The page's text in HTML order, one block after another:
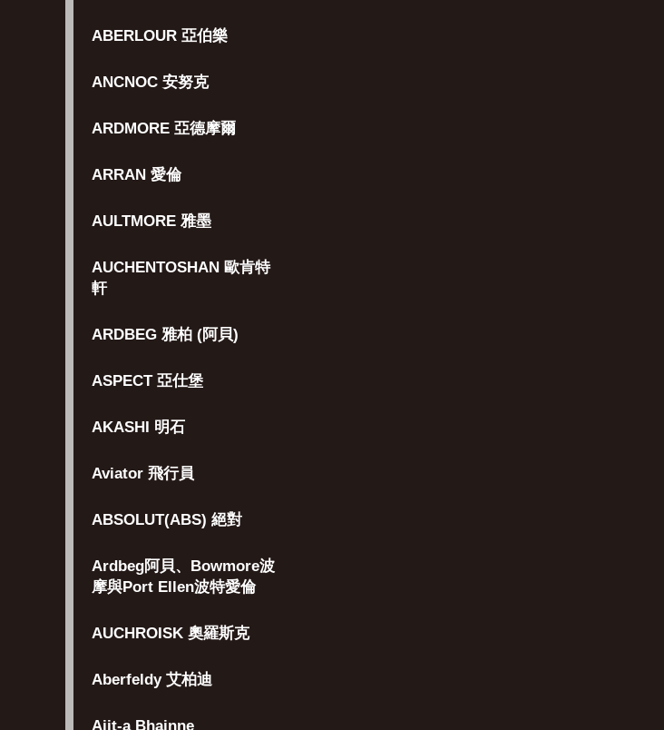
ABERLOUR 亞伯樂
ANCNOC 安努克
ARDMORE 亞德摩爾
ARRAN 愛倫
AULTMORE 雅墨
AUCHENTOSHAN 歐肯特
軒
ARDBEG 雅柏 (阿貝)
ASPECT 亞仕堡
AKASHI 明石
Aviator 飛行員
ABSOLUT(ABS) 絕對
Ardbeg阿貝、Bowmore波
摩與Port Ellen波特愛倫
AUCHROISK 奧羅斯克
Aberfeldy 艾柏迪
Aiit-a Bhainne